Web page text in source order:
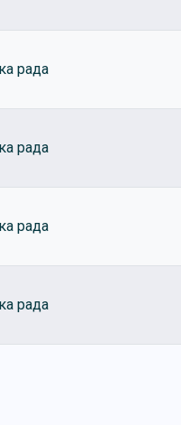
рада
рада
рада
рада